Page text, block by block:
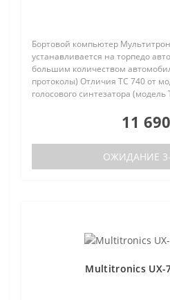
Бортовой компьютер
устанавливается на торпедо
большим количеством
протоколы) Отличия TC 740 от
голосового синтезатора (модель
11
ОЖИДАНИЕ
Multitronics UX-